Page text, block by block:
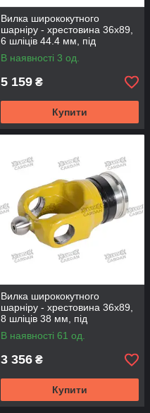
Вилка ширококутного
шарніру - хрестовина 36х89,
6 шліців 44.4 мм, під
WAJCY3236 (YWAJ3689-6A)
В наявності 3 од.
5 159 ₴
Купити
Вилка ширококутного
шарніру - хрестовина 36х89,
8 шліців 38 мм, під
WAJCY3236 (YWAJ3689-8-B)
В наявності 61 од.
3 356 ₴
Купити